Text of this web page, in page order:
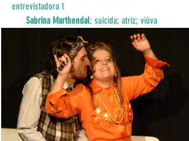
entrevistadora 1
Sabrina Marthendal: suicida; atriz; viúva